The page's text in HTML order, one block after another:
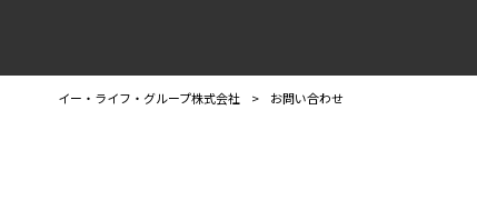
イー・ライフ・グループ株式会社 > お問い合わせ